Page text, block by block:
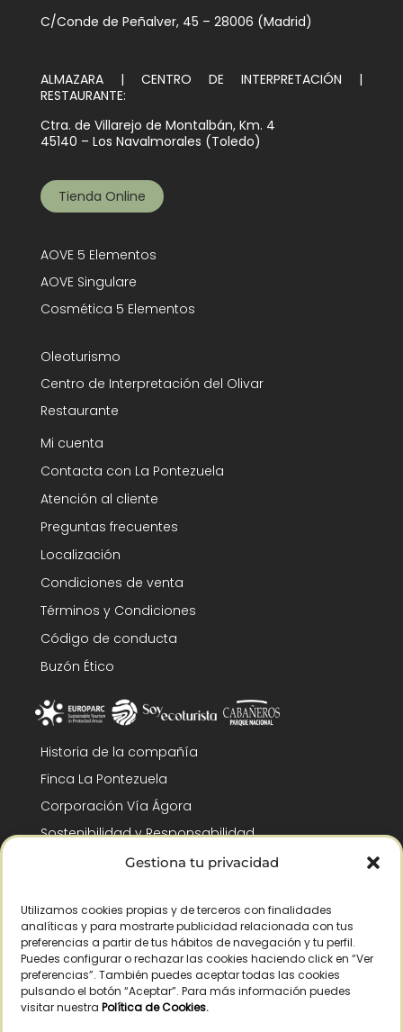
Gestiona tu privacidad
Utilizamos cookies propias y de terceros con finalidades
analíticas y para mostrarte publicidad relacionada con tus
preferencias a partir de tus hábitos de navegación y tu perfil.
Puedes configurar o rechazar las cookies haciendo click en “Ver
preferencias”. También puedes aceptar todas las cookies
pulsando el botón “Aceptar”. Para más información puedes
visitar nuestra Política de Cookies.
C/Conde de Peñalver, 45 – 28006 (Madrid)
ALMAZARA | CENTRO DE INTERPRETACIÓN |
RESTAURANTE:
Ctra. de Villarejo de Montalbán, Km. 4
45140 – Los Navalmorales (Toledo)
Tienda Online
AOVE 5 Elementos
AOVE Singulare
Cosmética 5 Elementos
Oleoturismo
Centro de Interpretación del Olivar
Restaurante
Mi cuenta
Contacta con La Pontezuela
Atención al cliente
Preguntas frecuentes
Localización
Condiciones de venta
Términos y Condiciones
Código de conducta
Buzón Ético
Historia de la compañía
Finca La Pontezuela
Corporación Vía Ágora
Sostenibilidad y Responsabilidad
RSC y Fundación Gómez-Pintado
Reconocimientos